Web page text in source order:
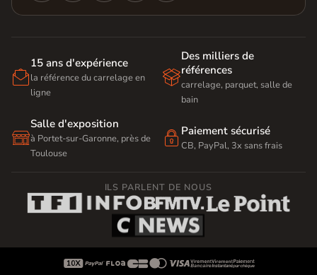

15 ans d'expérience
la référence du carrelage en
ligne

Des milliers de
références
carrelage, parquet, salle de
bain

Salle d'exposition
à Portet-sur-Garonne, près de
Toulouse
 Paiement sécurisé
CB, PayPal, 3x sans frais
ILS PARLENT DE NOUS
